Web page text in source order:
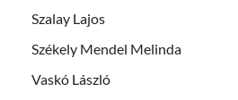
Szalay Lajos
Székely Mendel Melinda
Vaskó László